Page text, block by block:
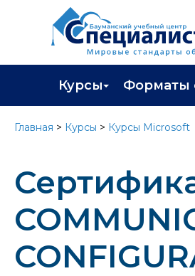
Курсы
Каталог курсов
Профессиональная
Программа лояльности
Подарить сертификат на
Форматы
Главная > Курсы > Курсы Microsoft